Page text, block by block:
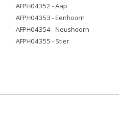
AFPH04352 - Aap
AFPH04353 - Eenhoorn
AFPH04354 - Neushoorn
AFPH04355 - Stier